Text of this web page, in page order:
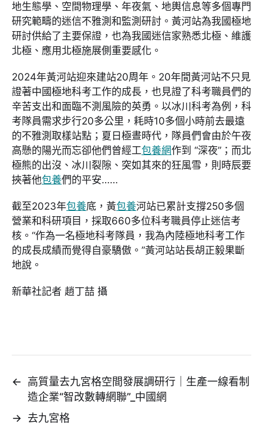
地生態學、空間物理學、年夜氣、地輿信息等多個專門
研究範疇的迷信不雅測和監測研討。黃河站為我國極地
研討供給了主要保證，也為我國迷信家熟悉北極、維護
北極、應用北極施展側重要感化。
2024年黃河站迎來建站20周年。20年間黃河站不只見
證著中國極地科考工作的成長，也見證了科考職員們的
辛苦支出和面臨不測風險的英勇。以冰川科考為例，科
考隊員需求步行20多公里，耗時10多個小時前去最遠
的不雅測取樣站點；夏日極晝時代，隊員們會由於午夜
高懸的陽光而忘卻他們曾經工包養網作到 “深夜”；而北
極熊的出沒、冰川裂隙、突如其來的狂風雪，則時辰要
挾著他包養們的平安……
截至2023年包養底，黃包養河站已累計支撐250多個
營業和科研項目，採取660多位科考職員停止迷信考
核。“作為一名極地科考隊員，我為內陸極地科考工作
的成長成績而覺得自豪驕傲。”黃河站站長胡正毅果斷
地說。
新華社記者 趙丁喆 攝
←
高質量去九宮格空間發展調研行｜生產一線看制
造企業“智改數轉網聯”_中國網
→ 去九宮格